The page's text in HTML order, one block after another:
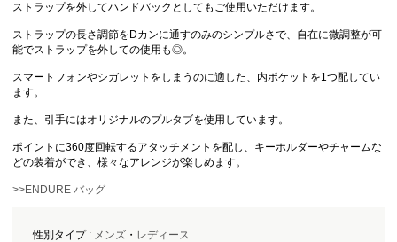
ストラップを外してハンドバックとしてもご使用いただけます。
ストラップの長さ調節をDカンに通すのみのシンプルさで、自在に微調整が可
能でストラップを外しての使用も◎。
スマートフォンやシガレットをしまうのに適した、内ポケットを1つ配してい
ます。
また、引手にはオリジナルのプルタブを使用しています。
ポイントに360度回転するアタッチメントを配し、キーホルダーやチャームな
どの装着ができ、様々なアレンジが楽しめます。
>>ENDURE バッグ
性別タイプ : メンズ・ レディース